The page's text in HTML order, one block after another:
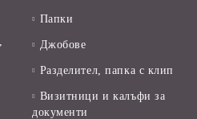
Папки
Джобове
Разделител, папка с клип
Визитници и калъфи за
документи